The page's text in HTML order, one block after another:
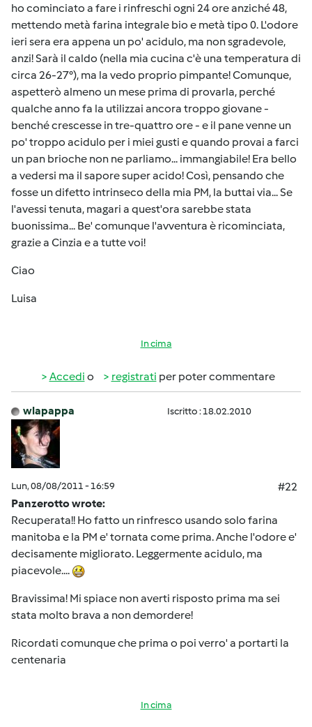
ho cominciato a fare i rinfreschi ogni 24 ore anziché 48,
mettendo metà farina integrale bio e metà tipo 0. L'odore
ieri sera era appena un po' acidulo, ma non sgradevole,
anzi! Sarà il caldo (nella mia cucina c'è una temperatura di
circa 26-27°), ma la vedo proprio pimpante! Comunque,
aspetterò almeno un mese prima di provarla, perché
qualche anno fa la utilizzai ancora troppo giovane -
benché crescesse in tre-quattro ore - e il pane venne un
po' troppo acidulo per i miei gusti e quando provai a farci
un pan brioche non ne parliamo... immangiabile! Era bello
a vedersi ma il sapore super acido! Così, pensando che
fosse un difetto intrinseco della mia PM, la buttai via... Se
l'avessi tenuta, magari a quest'ora sarebbe stata
buonissima... Be' comunque l'avventura è ricominciata,
grazie a Cinzia e a tutte voi!
Ciao
Luisa
In cima
Accedi o registrati per poter commentare
wlapappa Iscritto : 18.02.2010
Lun, 08/08/2011 - 16:59
#22
Panzerotto wrote:
Recuperata!! Ho fatto un rinfresco usando solo farina
manitoba e la PM e' tornata come prima. Anche l'odore e'
decisamente migliorato. Leggermente acidulo, ma
piacevole....
Bravissima! Mi spiace non averti risposto prima ma sei
stata molto brava a non demordere!
Ricordati comunque che prima o poi verro' a portarti la
centenaria
In cima